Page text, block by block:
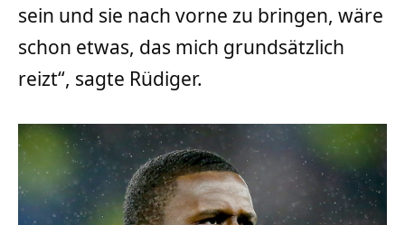
sein und sie nach vorne zu bringen, wäre
schon etwas, das mich grundsätzlich
reizt“, sagte Rüdiger.